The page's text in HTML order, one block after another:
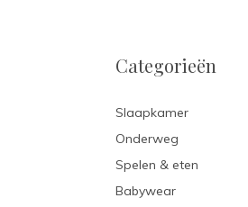
Categorieën
Slaapkamer
Onderweg
Spelen & eten
Babywear